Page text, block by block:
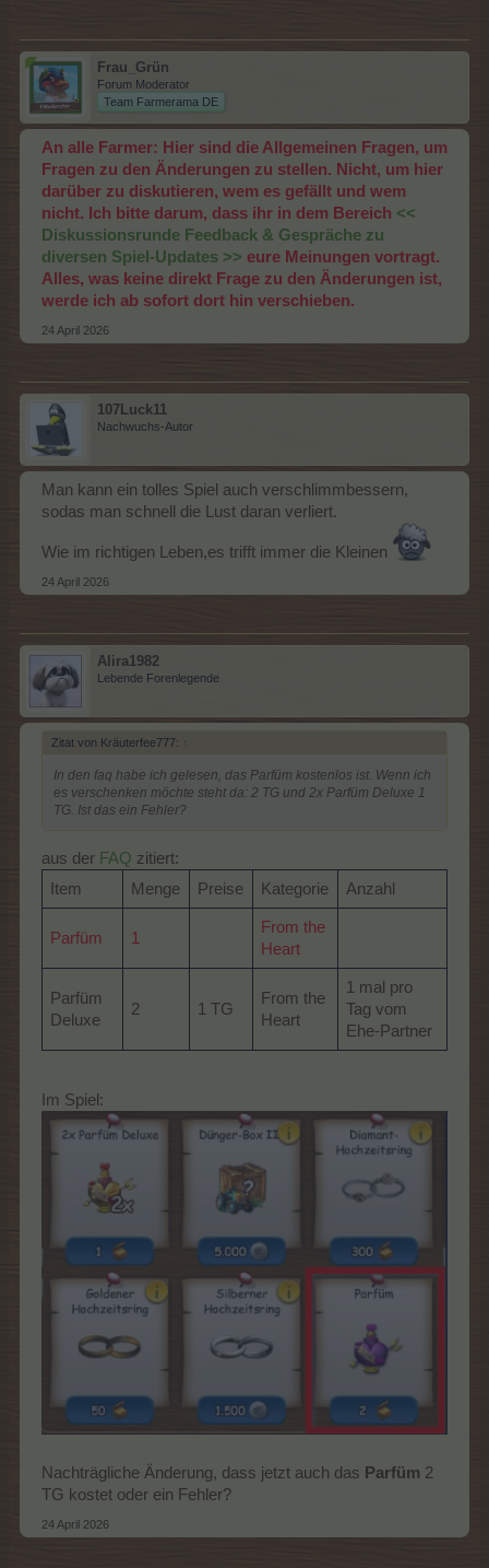
Frau_Grün
Forum Moderator
Team Farmerama DE
An alle Farmer: Hier sind die Allgemeinen Fragen, um
Fragen zu den Änderungen zu stellen. Nicht, um hier
darüber zu diskutieren, wem es gefällt und wem
nicht. Ich bitte darum, dass ihr in dem Bereich <<
Diskussionsrunde Feedback & Gespräche zu
diversen Spiel-Updates >> eure Meinungen vortragt.
Alles, was keine direkt Frage zu den Änderungen ist,
werde ich ab sofort dort hin verschieben.
24 April 2026
107Luck11
Nachwuchs-Autor
Man kann ein tolles Spiel auch verschlimmbessern,
sodas man schnell die Lust daran verliert.
Wie im richtigen Leben,es trifft immer die Kleinen
24 April 2026
Alira1982
Lebende Forenlegende
Zitat von Kräuterfee777: ↑
In den faq habe ich gelesen, das Parfüm kostenlos ist. Wenn ich
es verschenken möchte steht da: 2 TG und 2x Parfüm Deluxe 1
TG. Ist das ein Fehler?
aus der FAQ zitiert:
Item
Menge Preise Kategorie Anzahl
Parfüm 1
From the
Heart
Parfüm
Deluxe
2 1 TG
From the
Heart
1 mal pro
Tag vom
Ehe-Partner
Im Spiel:
Nachträgliche Änderung, dass jetzt auch das Parfüm 2
TG kostet oder ein Fehler?
24 April 2026